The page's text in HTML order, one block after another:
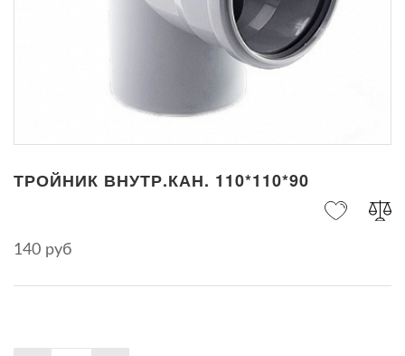
ТРОЙНИК ВНУТР.КАН. 110*110*90
140 руб